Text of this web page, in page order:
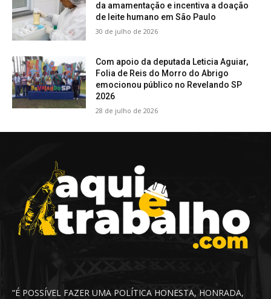
da amamentação e incentiva a doação
de leite humano em São Paulo
30 de julho de 2026
Com apoio da deputada Leticia Aguiar,
Folia de Reis do Morro do Abrigo
emocionou público no Revelando SP
2026
28 de julho de 2026
“É POSSÍVEL FAZER UMA POLÍTICA HONESTA, HONRADA,